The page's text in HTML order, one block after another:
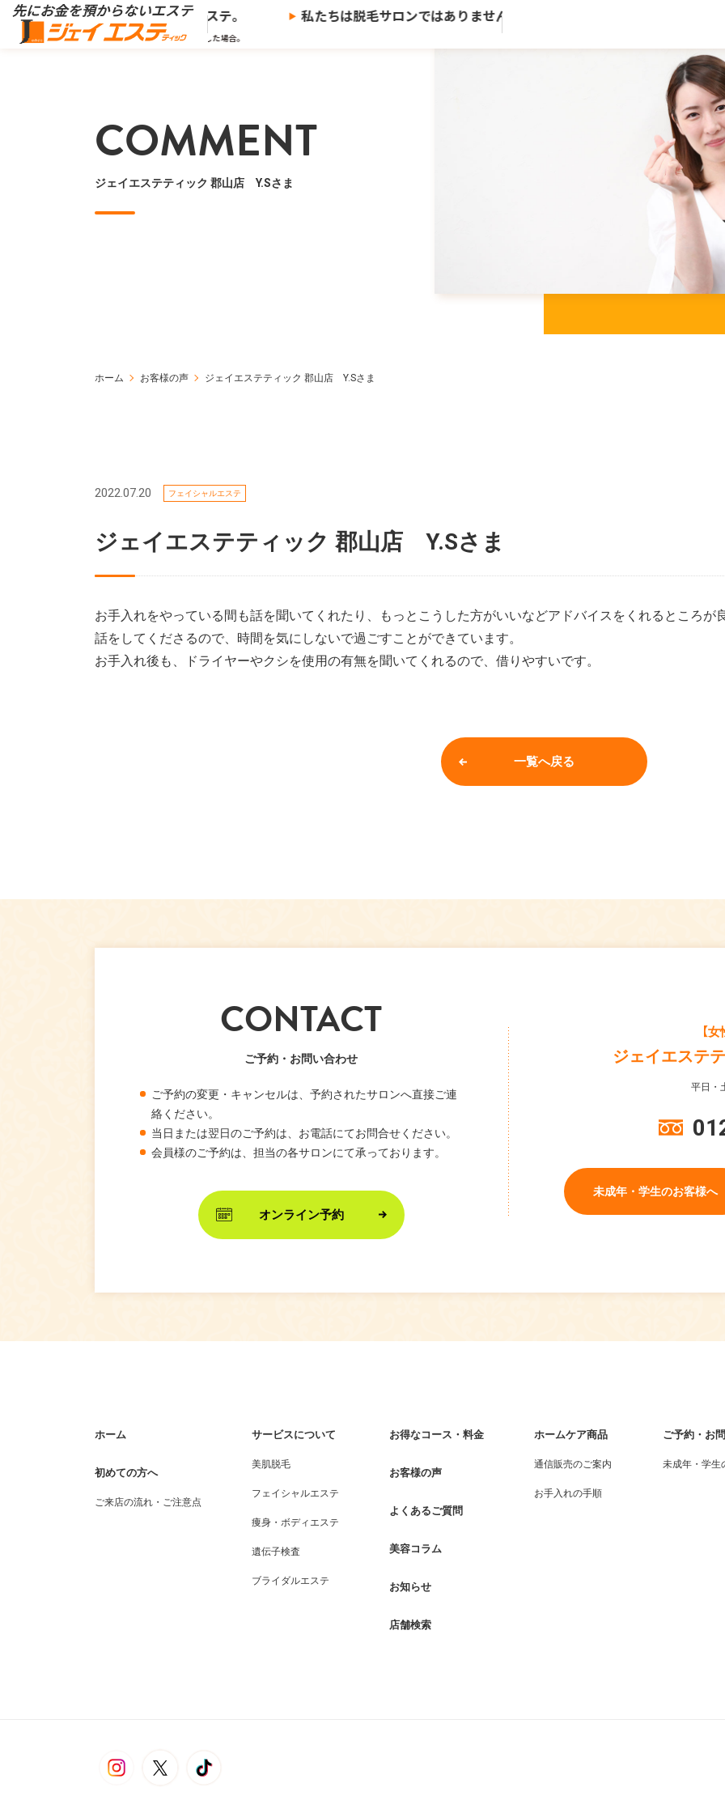
預からないエステ、※ ジェイエステ。
※当社の推奨する支払い方法で決済した場合。
私たちは脱毛サロンではありません。歴史ある老舗トータルビューティーサ
COMMENT
ジェイエステティック 郡山店 Y.Sさま
ホーム お客様の声 ジェイエステティック 郡山店 Y.Sさま
2022.07.20 フェイシャルエステ
ジェイエステティック 郡山店 Y.Sさま
お手入れをやっている間も話を聞いてくれたり、もっとこうした方がいいなどアドバイスをくれるところが
話をしてくださるので、時間を気にしないで過ごすことができています。
お手入れ後も、ドライヤーやクシを使用の有無を聞いてくれるので、借りやすいです。
一覧へ戻る
CONTACT
ご予約・お問い合わせ
ご予約の変更・キャンセルは、予約されたサロンへ直接ご連
絡ください。
当日または翌日のご予約は、お電話にてお問合せください。
会員様のご予約は、担当の各サロンにて承っております。
オンライン予約
【
ジェイエステ
平日・
未成年・学生のお客様へ
ホーム
初めての方へ
ご来店の流れ・ご注意点
サービスについて
美肌脱毛
フェイシャルエステ
痩身・ボディエステ
遺伝子検査
ブライダルエステ
お得なコース・料金
お客様の声
よくあるご質問
美容コラム
お知らせ
店舗検索
ホームケア商品
通信販売のご案内
お手入れの手順
ご予約・お
未成年・学生